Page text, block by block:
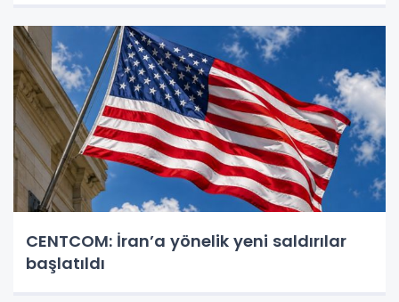
CENTCOM: İran’a yönelik yeni saldırılar
başlatıldı